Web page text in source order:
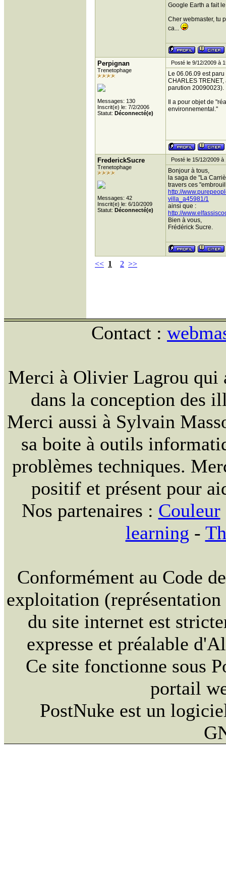
Google Earth a fait
Cher webmaster, tu
ca...
Perpignan
Trenetophage
Messages: 130
Inscrit(e) le: 7/2/2006
Statut: Déconnecté(e)
Posté le 9/12/2009 à
Le 06.06.09 est
CHARLES
parution 20090023).
Il a pour objet de
environnemental."
FrederickSucre
Trenetophage
Messages: 42
Inscrit(e) le: 6/10/2009
Statut: Déconnecté(e)
Posté le 15/12/2009 à
Bonjour à tous,
la saga de "La
travers ces
http://
villa_a45981/1
ainsi que :
http://
Bien à vous,
Frédérick Sucre.
<< 1 2 >>
Contact :
Merci à Olivier Lagrou qui
dans la conception des
Merci aussi à Sylvain
sa boite à outils
problèmes techniques.
positif et présent pour
Nos partenaires : Couleur
learning -
Conformément au Code
exploitation
du site internet est
expresse et préalable
Ce site fonctionne sous
portail
PostNuke est un